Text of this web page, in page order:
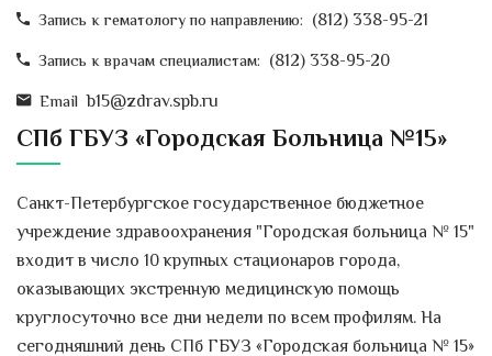
Запись к гематологу по направлению: (812) 338-95-21
Запись к врачам специалистам: (812) 338-95-20
Email b15@zdrav.spb.ru
СПб ГБУЗ «Городская Больница №15»
Санкт-Петербургское государственное бюджетное
учреждение здравоохранения "Городская больница № 15"
входит в число 10 крупных стационаров города,
оказывающих экстренную медицинскую помощь
круглосуточно все дни недели по всем профилям. На
сегодняшний день СПб ГБУЗ «Городская больница № 15»